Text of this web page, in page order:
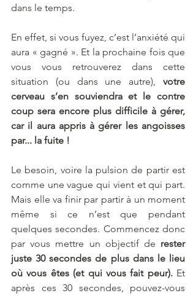
dans le temps.
En effet, si vous fuyez, c’est l’anxiété qui
aura « gagné ». Et la prochaine fois que
vous vous retrouverez dans cette
situation (ou dans une autre), votre
cerveau s’en souviendra et le contre
coup sera encore plus difficile à gérer,
car il aura appris à gérer les angoisses
par... la fuite !
Le besoin, voire la pulsion de partir est
comme une vague qui vient et qui part.
Mais elle va finir par partir à un moment
même si ce n’est que pendant
quelques secondes. Commencez donc
par vous mettre un objectif de rester
juste 30 secondes de plus dans le lieu
où vous êtes (et qui vous fait peur). Et
après ces 30 secondes, pouvez-vous